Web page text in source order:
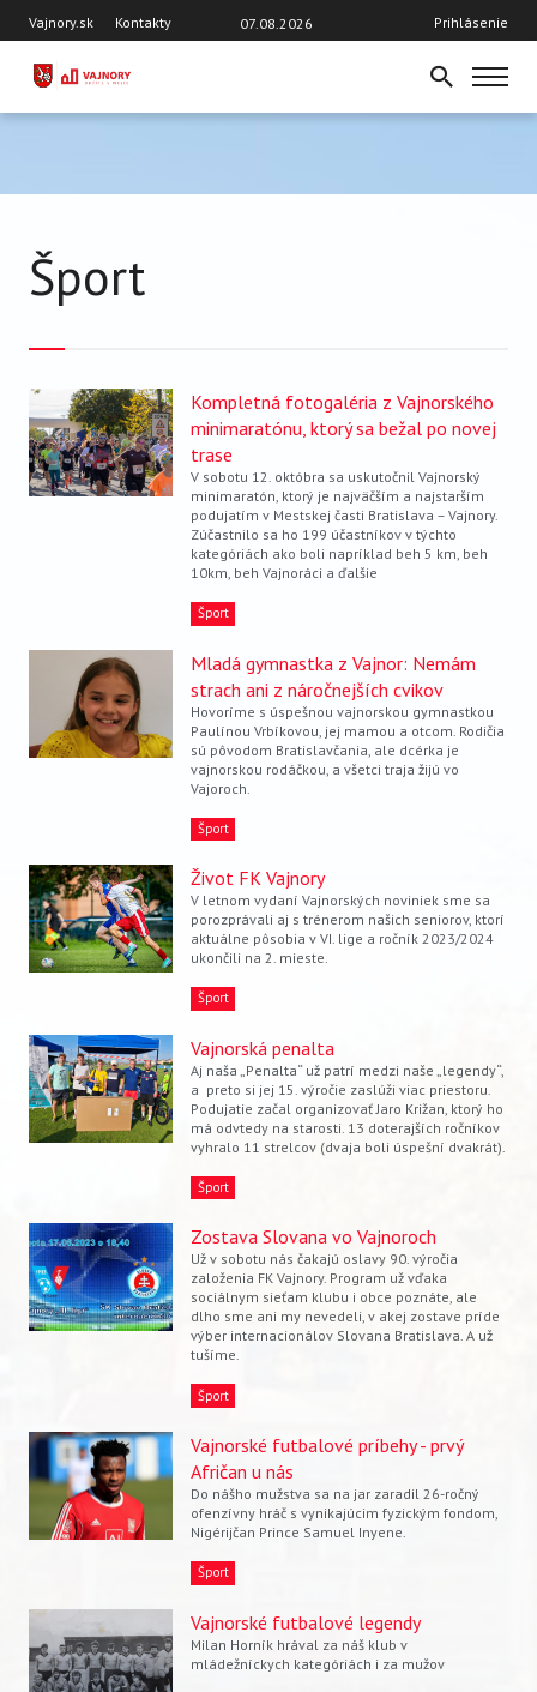
Skočiť
na
hlavný
obsah
Hlavička
Vajnory.sk Kontakty 07.08.2026
User
account
menu
Prihlásenie
DOMOV
TÉMY
OSOBNOSTI VAJNOR
ROZHOVORY
ŠKOLY
ŠPORT
VAJNORSKÝ ORNAMENT
VAJNORSKÝ ŽIVOT
Z HISTÓRIE
Šport
Kompletná fotogaléria z Vajnorského
minimaratónu, ktorý sa bežal po novej
trase
V sobotu 12. októbra sa uskutočnil Vajnorský
minimaratón, ktorý je najväčším a najstarším
podujatím v Mestskej časti Bratislava – Vajnory.
Zúčastnilo sa ho 199 účastníkov v týchto
kategóriách ako boli napríklad beh 5 km, beh
10km, beh Vajnoráci a ďalšie
Šport
Mladá gymnastka z Vajnor: Nemám
strach ani z náročnejších cvikov
Hovoríme s úspešnou vajnorskou gymnastkou
Paulínou Vrbíkovou, jej mamou a otcom. Rodičia
sú pôvodom Bratislavčania, ale dcérka je
vajnorskou rodáčkou, a všetci traja žijú vo
Vajoroch.
Šport
Život FK Vajnory
V letnom vydaní Vajnorských noviniek sme sa
porozprávali aj s trénerom našich seniorov, ktorí
aktuálne pôsobia v VI. lige a ročník 2023/2024
ukončili na 2. mieste.
Šport
Vajnorská penalta
Aj naša „Penalta“ už patrí medzi naše „legendy“,
a preto si jej 15. výročie zaslúži viac priestoru.
Podujatie začal organizovať Jaro Križan, ktorý ho
má odvtedy na starosti. 13 doterajších ročníkov
vyhralo 11 strelcov (dvaja boli úspešní dvakrát).
Šport
Zostava Slovana vo Vajnoroch
Už v sobotu nás čakajú oslavy 90. výročia
založenia FK Vajnory. Program už vďaka
sociálnym sieťam klubu i obce poznáte, ale
dlho sme ani my nevedeli, v akej zostave príde
výber internacionálov Slovana Bratislava. A už
tušíme.
Šport
Vajnorské futbalové príbehy - prvý
Afričan u nás
Do nášho mužstva sa na jar zaradil 26-ročný
ofenzívny hráč s vynikajúcim fyzickým fondom,
Nigérijčan Prince Samuel Inyene.
Šport
Vajnorské futbalové legendy
Milan Horník hrával za náš klub v
mládežníckych kategóriách i za mužov